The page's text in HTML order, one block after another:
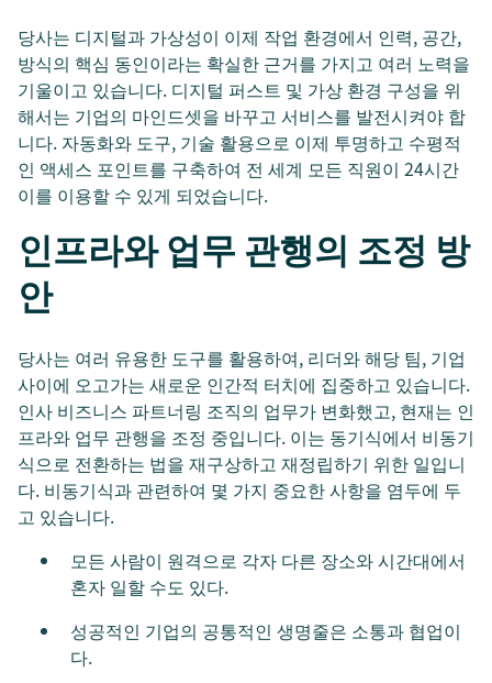
당사는 디지털과 가상성이 이제 작업 환경에서 인력, 공간,
방식의 핵심 동인이라는 확실한 근거를 가지고 여러 노력을
기울이고 있습니다. 디지털 퍼스트 및 가상 환경 구성을 위
해서는 기업의 마인드셋을 바꾸고 서비스를 발전시켜야 합
니다. 자동화와 도구, 기술 활용으로 이제 투명하고 수평적
인 액세스 포인트를 구축하여 전 세계 모든 직원이 24시간
이를 이용할 수 있게 되었습니다.
인프라와 업무 관행의 조정 방
안
당사는 여러 유용한 도구를 활용하여, 리더와 해당 팀, 기업
사이에 오고가는 새로운 인간적 터치에 집중하고 있습니다.
인사 비즈니스 파트너링 조직의 업무가 변화했고, 현재는 인
프라와 업무 관행을 조정 중입니다. 이는 동기식에서 비동기
식으로 전환하는 법을 재구상하고 재정립하기 위한 일입니
다. 비동기식과 관련하여 몇 가지 중요한 사항을 염두에 두
고 있습니다.
모든 사람이 원격으로 각자 다른 장소와 시간대에서
혼자 일할 수도 있다.
성공적인 기업의 공통적인 생명줄은 소통과 협업이
다.